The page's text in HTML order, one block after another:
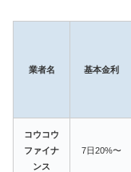
業者名 基本金利
コウコウ
ファイナ
ンス
7日20%〜